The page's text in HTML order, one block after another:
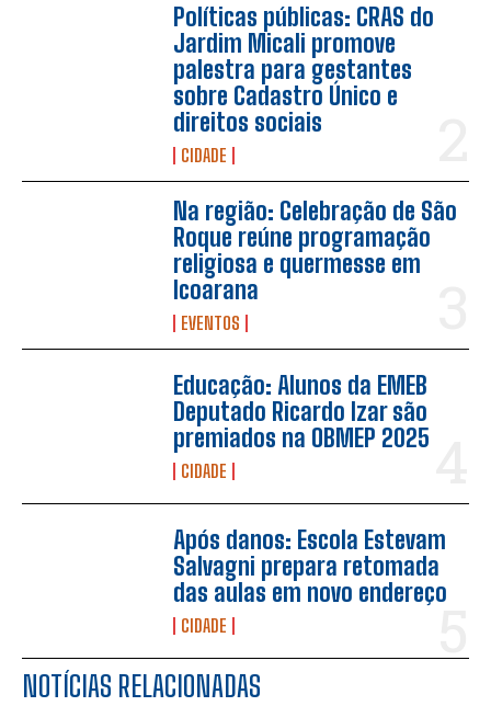
Políticas públicas: CRAS do
Jardim Micali promove
palestra para gestantes
sobre Cadastro Único e
direitos sociais
CIDADE
Na região: Celebração de São
Roque reúne programação
religiosa e quermesse em
Icoarana
EVENTOS
Educação: Alunos da EMEB
Deputado Ricardo Izar são
premiados na OBMEP 2025
CIDADE
Após danos: Escola Estevam
Salvagni prepara retomada
das aulas em novo endereço
CIDADE
NOTÍCIAS RELACIONADAS